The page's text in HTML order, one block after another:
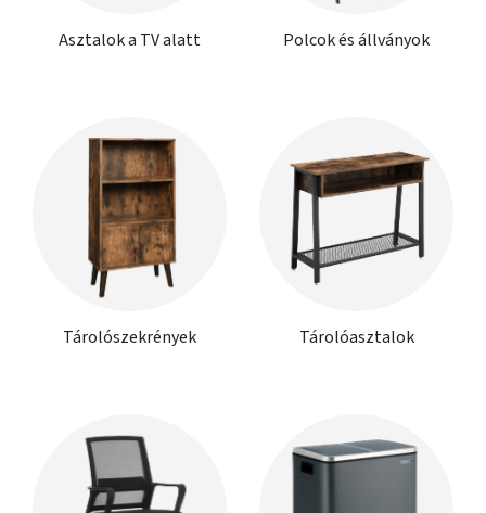
Asztalok a TV alatt Polcok és állványok
Tárolószekrények Tárolóasztalok